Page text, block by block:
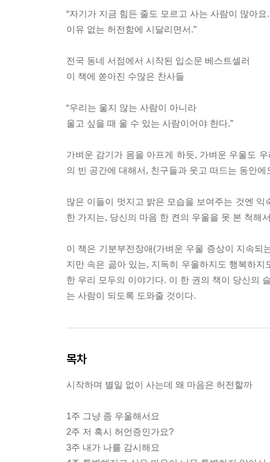
“자기가 지금 힘든 줄도 모르고 사는 사람이 많아요.
이유 없는 허전함에 시달리면서.”
전국 동네 서점에서 시작된 입소문 베스트셀러
이 책에 쏟아진 수많은 찬사들
“우리는 울지 않는 사람이 아니라
울고 싶을 때 울 수 있는 사람이어야 한다.”
가벼운 감기가 몸을 아프게 하듯, 가벼운 우울도
의 빈 공간에 대해서, 친구들과 웃고 떠드는 동안
많은 이들이 멋지고 밝은 모습을 보여주는 것엔
한 가지는, 당신의 마음 한 켠의 우울을 못 본 척해
이 책은 기분부전장애(가벼운 우울 증상이 지속되
지만 속은 곪아 있는, 지독히 우울하지도 행복하
한 우리 모두의 이야기다. 이 한 권의 책이 당신의
는 사람이 되도록 도와줄 것이다.
목차
시작하며 별일 없이 사는데 왜 마음은 허전할까
1주 그냥 좀 우울해서요
2주 저 혹시 허언증인가요?
3주 내가 나를 감시해요